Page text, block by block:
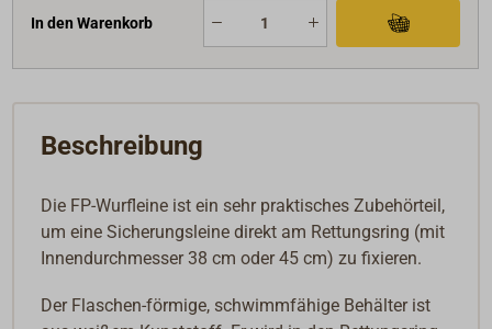
In den Warenkorb
Beschreibung
Die FP-Wurfleine ist ein sehr praktisches Zubehörteil,
um eine Sicherungsleine direkt am Rettungsring (mit
Innendurchmesser 38 cm oder 45 cm) zu fixieren.
Der Flaschen-förmige, schwimmfähige Behälter ist